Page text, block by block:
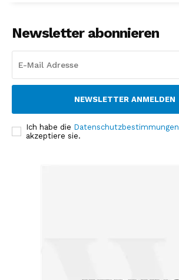
Newsletter abonnieren
NEWSLETTER ANMELDEN
Ich habe die Datenschutzbestimmungen
akzeptiere sie.